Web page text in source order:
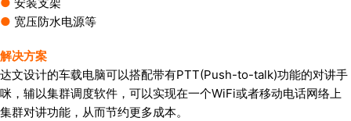
● 安装支架
● 宽压防水电源等
解决方案
达文设计的车载电脑可以搭配带有PTT(Push-to-talk)功能的对讲手
咪，辅以集群调度软件，可以实现在一个WiFi或者移动电话网络上
集群对讲功能，从而节约更多成本。